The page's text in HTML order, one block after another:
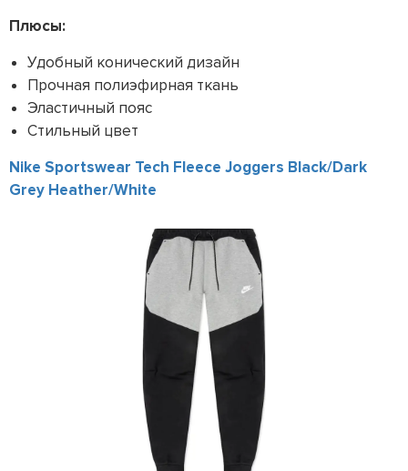
Плюсы:
Удобный конический дизайн
Прочная полиэфирная ткань
Эластичный пояс
Стильный цвет
Nike Sportswear Tech Fleece Joggers Black/Dark
Grey Heather/White